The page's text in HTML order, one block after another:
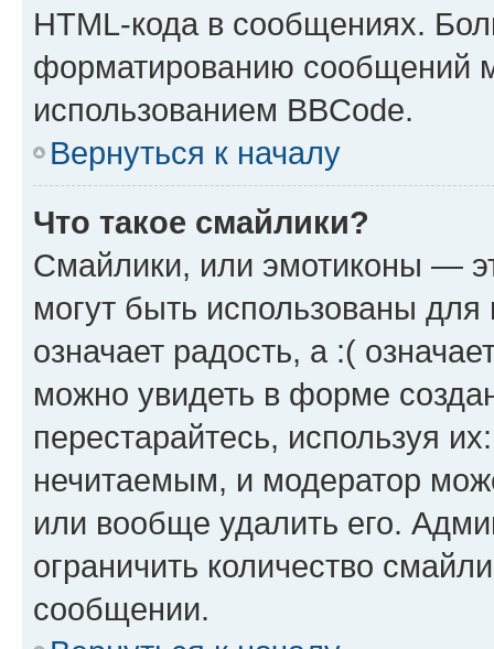
HTML-кода в сообщениях.
форматированию сообщений
использованием BBCode.
Вернуться к началу
Что такое смайлики?
Смайлики, или эмотиконы —
могут быть использованы
означает радость, а :(
можно увидеть в форме
перестарайтесь, используя
нечитаемым, и модератор
или вообще удалить его.
ограничить количество
сообщении.